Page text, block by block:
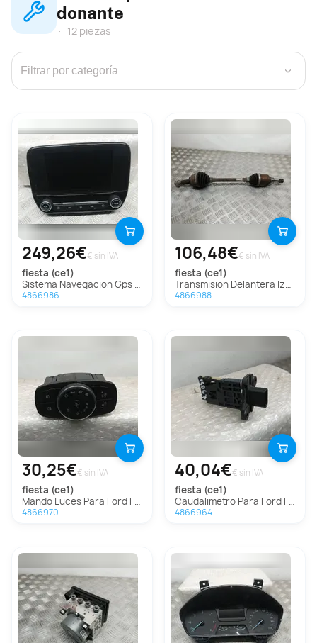
donante
12 piezas
›
249,26€€ sin IVA
fiesta (ce1)
Sistema Navegacion Gps Para Ford Fiesta
4866986
106,48€€ sin IVA
fiesta (ce1)
Transmision Delantera Izquierda Para Ford Fiesta
4866988
30,25€€ sin IVA
fiesta (ce1)
Mando Luces Para Ford Fiesta
4866970
40,04€€ sin IVA
fiesta (ce1)
Caudalimetro Para Ford Fiesta
4866964